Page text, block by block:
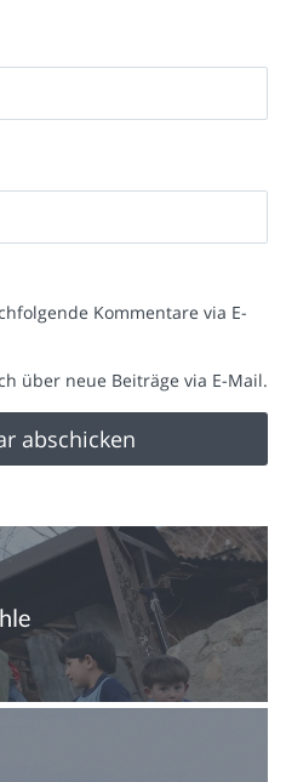
Kommentare via E-
über neue Beiträge via E-Mail.